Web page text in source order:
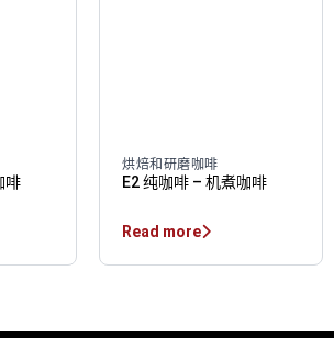
啡
烘焙和研磨咖啡
E2 纯咖啡 – 机煮咖啡
Read more